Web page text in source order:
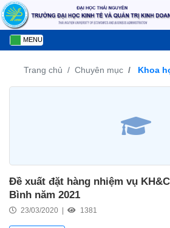
MENU
Trang chủ Chuyên mục Khoa
Đề xuất đặt hàng nhiệm vụ
Bình năm 2021
23/03/2020 | 1381